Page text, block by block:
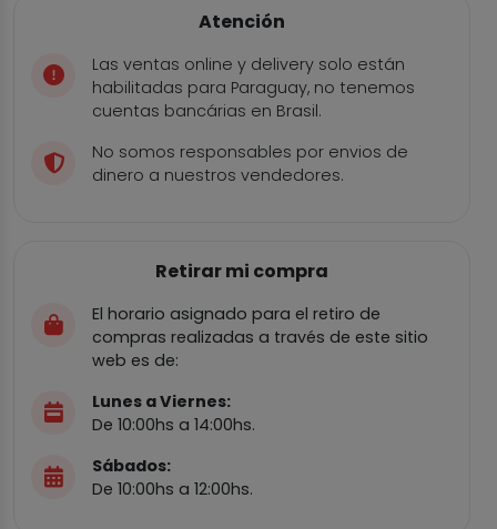
Atención
Las ventas online y delivery solo están
habilitadas para Paraguay, no tenemos
cuentas bancárias en Brasil.
No somos responsables por envios de
dinero a nuestros vendedores.
Retirar mi compra
El horario asignado para el retiro de
compras realizadas a través de este sitio
web es de:
Lunes a Viernes:
De 10:00hs a 14:00hs.
Sábados:
De 10:00hs a 12:00hs.